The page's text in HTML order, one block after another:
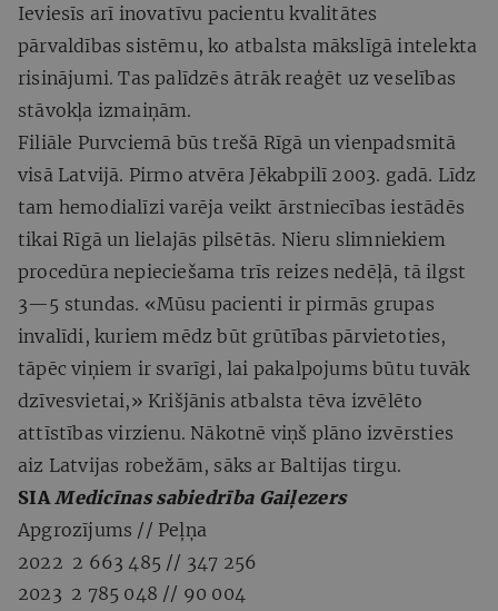
Ieviesīs arī inovatīvu pacientu kvalitātes
pārvaldības sistēmu, ko atbalsta mākslīgā intelekta
risinājumi. Tas palīdzēs ātrāk reaģēt uz veselības
stāvokļa izmaiņām.
Filiāle Purvciemā būs trešā Rīgā un vienpadsmitā
visā Latvijā. Pirmo atvēra Jēkabpilī 2003. gadā. Līdz
tam hemodialīzi varēja veikt ārstniecības iestādēs
tikai Rīgā un lielajās pilsētās. Nieru slimniekiem
procedūra nepieciešama trīs reizes nedēļā, tā ilgst
3—5 stundas. «Mūsu pacienti ir pirmās grupas
invalīdi, kuriem mēdz būt grūtības pārvietoties,
tāpēc viņiem ir svarīgi, lai pakalpojums būtu tuvāk
dzīvesvietai,» Krišjānis atbalsta tēva izvēlēto
attīstības virzienu. Nākotnē viņš plāno izvērsties
aiz Latvijas robežām, sāks ar Baltijas tirgu.
SIA Medicīnas sabiedrība Gaiļezers
Apgrozījums // Peļņa
2022 2 663 485 // 347 256
2023 2 785 048 // 90 004